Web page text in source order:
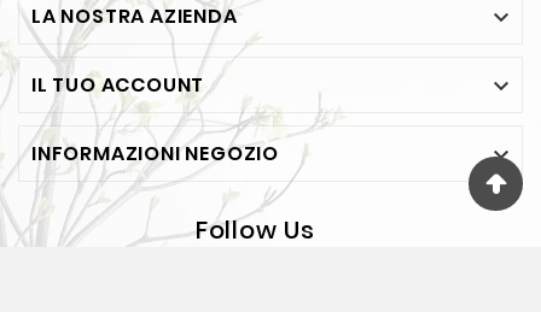
LA NOSTRA AZIENDA 
IL TUO ACCOUNT 
INFORMAZIONI NEGOZIO 
Follow Us